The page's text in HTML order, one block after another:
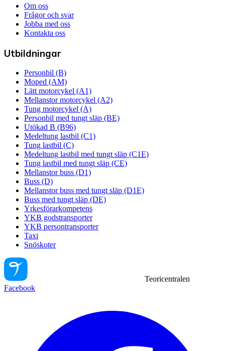
Om oss
Frågor och svar
Jobba med oss
Kontakta oss
Utbildningar
Personbil (B)
Moped (AM)
Lätt motorcykel (A1)
Mellanstor motorcykel (A2)
Tung motorcykel (A)
Personbil med tungt släp (BE)
Utökad B (B96)
Medeltung lastbil (C1)
Tung lastbil (C)
Medeltung lastbil med tungt släp (C1E)
Tung lastbil med tungt släp (CE)
Mellanstor buss (D1)
Buss (D)
Mellanstor buss med tungt släp (D1E)
Buss med tungt släp (DE)
Yrkesförarkompetens
YKB godstransporter
YKB persontransporter
Taxi
Snöskoter
Teoricentralen
Facebook